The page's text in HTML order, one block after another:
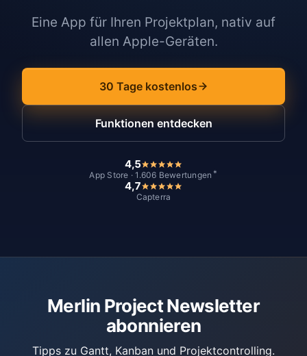
Eine App für Ihren Projektplan, nativ auf
allen Apple-Geräten.
30 Tage kostenlos
Funktionen entdecken
4,5
App Store · 1.606 Bewertungen *
4,7
Capterra
Merlin Project Newsletter
abonnieren
Tipps zu Gantt, Kanban und Projektcontrolling.